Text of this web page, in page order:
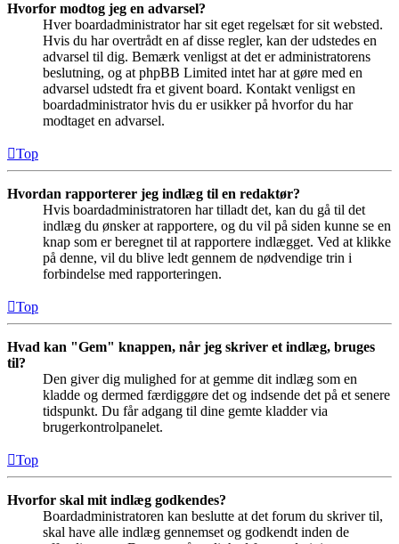
Hvorfor modtog jeg en advarsel?
Hver boardadministrator har sit eget regelsæt for sit websted.
Hvis du har overtrådt en af disse regler, kan der udstedes en
advarsel til dig. Bemærk venligst at det er administratorens
beslutning, og at phpBB Limited intet har at gøre med en
advarsel udstedt fra et givent board. Kontakt venligst en
boardadministrator hvis du er usikker på hvorfor du har
modtaget en advarsel.
Top
Hvordan rapporterer jeg indlæg til en redaktør?
Hvis boardadministratoren har tilladt det, kan du gå til det
indlæg du ønsker at rapportere, og du vil på siden kunne se en
knap som er beregnet til at rapportere indlægget. Ved at klikke
på denne, vil du blive ledt gennem de nødvendige trin i
forbindelse med rapporteringen.
Top
Hvad kan "Gem" knappen, når jeg skriver et indlæg, bruges
til?
Den giver dig mulighed for at gemme dit indlæg som en
kladde og dermed færdiggøre det og indsende det på et senere
tidspunkt. Du får adgang til dine gemte kladder via
brugerkontrolpanelet.
Top
Hvorfor skal mit indlæg godkendes?
Boardadministratoren kan beslutte at det forum du skriver til,
skal have alle indlæg gennemset og godkendt inden de